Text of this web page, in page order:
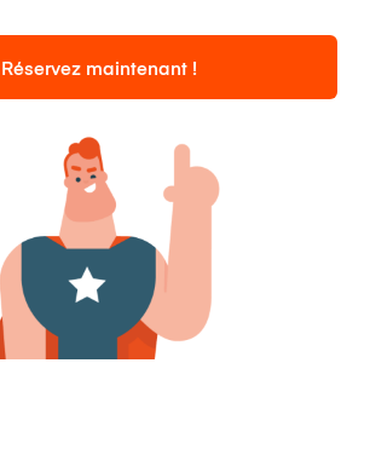
Réservez maintenant !